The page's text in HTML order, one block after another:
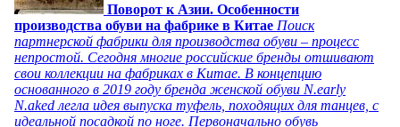
Поворот к Азии. Особенности
производства обуви на фабрике в Китае Поиск
партнерской фабрики для производства обуви – процесс
непростой. Сегодня многие российские бренды отшивают
свои коллекции на фабриках в Китае. В концепцию
основанного в 2019 году бренда женской обуви N.early
N.aked легла идея выпуска туфель, походящих для танцев, с
идеальной посадкой по ноге. Первоначально обувь